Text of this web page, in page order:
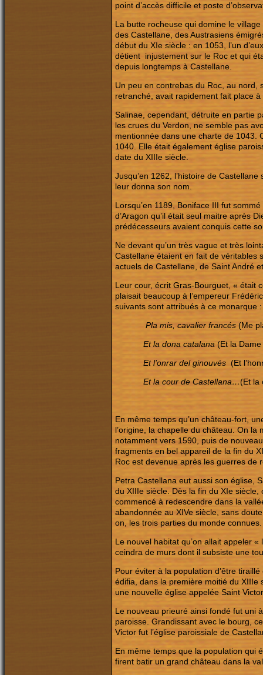
point d’accès difficile et poste
La butte rocheuse qui domine le
des Castellane, des Austrasiens
début du XIe siècle : en 1053, l’un
détient injustement sur le Roc et qui
depuis longtemps à Castellane.
Un peu en contrebas du Roc, au nord,
retranché, avait rapidement fait place
Salinae, cependant, détruite en partie
les crues du Verdon, ne semble pas
mentionnée dans une charte de 1043.
1040. Elle était également église
date du XIIIe siècle.
Jusqu’en 1262, l’histoire de
leur donna son nom.
Lorsqu’en 1189, Boniface III fut
d’Aragon qu’il était seul maitre après
prédécesseurs avaient conquis cette
Ne devant qu’un très vague et très
Castellane étaient en fait de véritables
actuels de Castellane, de Saint André
Leur cour, écrit Gras-Bourguet, « était
plaisait beaucoup à l’empereur
suivants sont attribués à ce monarque :
Pla mis, cavalier francés (Me
Et la dona catalana (Et la
Et l’onrar del ginouvés (Et
Et la cour de Castellana…(Et la
En même temps qu’un château-fort,
l’origine, la chapelle du château. On
notamment vers 1590, puis de
fragments en bel appareil de la fin du
Roc est devenue après les guerres de
Petra Castellana eut aussi son église,
du XIIIe siècle. Dès la fin du XIe
commencé à redescendre dans la
abandonnée au XIVe siècle, sans
on, les trois parties du monde
Le nouvel habitat qu’on allait appeler
ceindra de murs dont il subsiste une
Pour éviter à la population d’être
édifia, dans la première moitié du XIIIe
une nouvelle église appelée Saint
Le nouveau prieuré ainsi fondé fut uni
paroisse. Grandissant avec le bourg,
Victor fut l’église paroissiale de
En même temps que la population qui
firent batir un grand château dans la